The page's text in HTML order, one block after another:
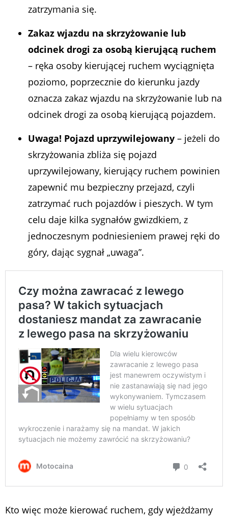
zatrzymania się.
Zakaz wjazdu na skrzyżowanie lub
odcinek drogi za osobą kierującą ruchem
– ręka osoby kierującej ruchem wyciągnięta
poziomo, poprzecznie do kierunku jazdy
oznacza zakaz wjazdu na skrzyżowanie lub na
odcinek drogi za osobą kierującą pojazdem.
Uwaga! Pojazd uprzywilejowany – jeżeli do
skrzyżowania zbliża się pojazd
uprzywilejowany, kierujący ruchem powinien
zapewnić mu bezpieczny przejazd, czyli
zatrzymać ruch pojazdów i pieszych. W tym
celu daje kilka sygnałów gwizdkiem, z
jednoczesnym podniesieniem prawej ręki do
góry, dając sygnał „uwaga”.
Kto więc może kierować ruchem, gdy wjeżdżamy